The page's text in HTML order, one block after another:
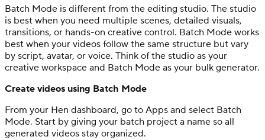
Batch Mode is different from the editing studio. The studio
is best when you need multiple scenes, detailed visuals,
transitions, or hands-on creative control. Batch Mode works
best when your videos follow the same structure but vary
by script, avatar, or voice. Think of the studio as your
creative workspace and Batch Mode as your bulk generator.
Create videos using Batch Mode
From your Hen dashboard, go to Apps and select Batch
Mode. Start by giving your batch project a name so all
generated videos stay organized.